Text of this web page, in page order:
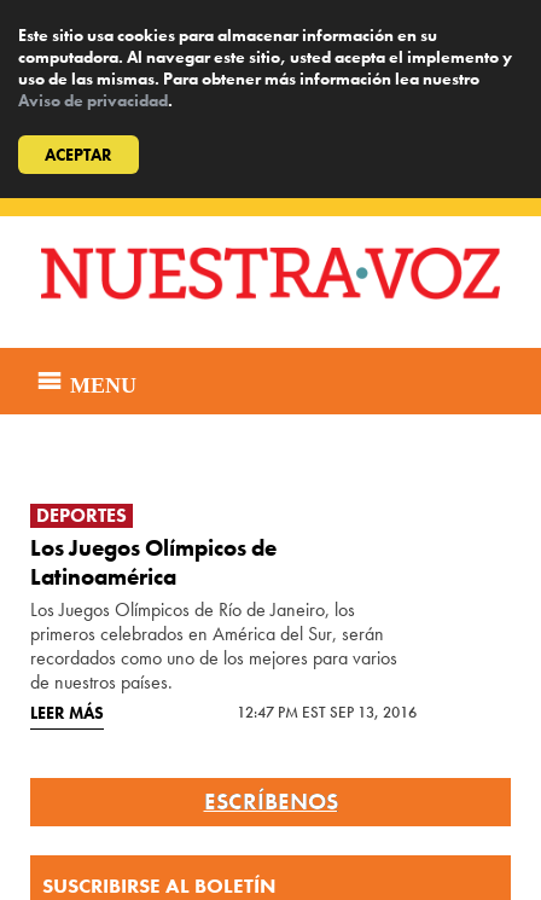
Este sitio usa cookies para almacenar información en su
computadora. Al navegar este sitio, usted acepta el implemento y
uso de las mismas. Para obtener más información lea nuestro
Aviso de privacidad.
ACEPTAR
content
MENU
DEPORTES
Los Juegos Olímpicos de
Latinoamérica
Los Juegos Olímpicos de Río de Janeiro, los
primeros celebrados en América del Sur, serán
recordados como uno de los mejores para varios
de nuestros países.
LEER MÁS 12:47 PM EST SEP 13, 2016
ESCRÍBENOS
SUSCRIBIRSE AL BOLETÍN